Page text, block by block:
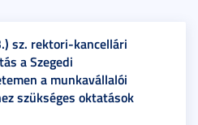
sz. rektori-kancellári
a Szegedi
a munkavállalói
szükséges oktatások